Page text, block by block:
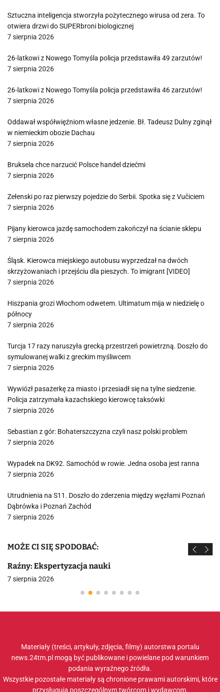
Sztuczna inteligencja stworzyła pożytecznego wirusa od zera. To
otwiera drzwi do SUPERbroni biologicznej
7 sierpnia 2026
26-latkowi z Nowego Tomyśla policja przedstawiła 49 zarzutów!
7 sierpnia 2026
26-latkowi z Nowego Tomyśla policja przedstawiła 46 zarzutów!
7 sierpnia 2026
Oddawał współwięźniom własne jedzenie. Bł. Tadeusz Dulny zginął
w niemieckim obozie Dachau
7 sierpnia 2026
Bruksela chce narzucić Polsce handel dziećmi
7 sierpnia 2026
Zełenski po raz pierwszy pojedzie do Serbii. Spotka się z Vučiciem
7 sierpnia 2026
Pijany kierowca jazdę samochodem zakończył na ścianie sklepu
7 sierpnia 2026
Śląsk. Kierowca miejskiego autobusu wyprzedzał na dwóch
skrzyżowaniach i przejściu dla pieszych. To imigrant [VIDEO]
7 sierpnia 2026
Hiszpania grozi Włochom odwetem. Ultimatum mija w niedzielę o
północy
7 sierpnia 2026
Turcja 17 razy naruszyła grecką przestrzeń powietrzną. Doszło do
symulowanej walki z greckim myśliwcem
7 sierpnia 2026
Wywiózł pasażerkę za miasto i przesiadł się na tylne siedzenie.
Policja zatrzymała kazachskiego kierowcę taksówki
7 sierpnia 2026
Sebastian z gór: Bohaterszczyzna czyli nasz polski problem
7 sierpnia 2026
Wypadek na DK92. Samochód w rowie. Jedna osoba jest ranna
7 sierpnia 2026
Utrudnienia na S11. Doszło do zderzenia między węzłami Poznań
Dąbrówka i Poznań Zachód
7 sierpnia 2026
MOŻE CI SIĘ SPODOBAĆ:
Raźny: Ekspertyzacja nauki
7 sierpnia 2026
Materiały (treści, artykuły, zdjęcia, filmy) autorstwa portalu
news.24tm.pl mogą być publikowane i powielane pod warunkiem
podania wyraźnego źródła.
Wszystkie pozostałe materiały są chronione prawami autorskimi, które
przysługują poszczególnym twórcom i wydawcom.